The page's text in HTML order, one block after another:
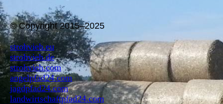
© Copyright 2015–2025
strohvieh.eu
strohvieh.de
strohvieh.com
angelpfad24.com
jagdpfad24.com
landwirtschaftpfad24.com